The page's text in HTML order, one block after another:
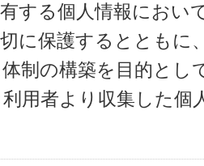
する個人情報におい
に保護するとともに
制の構築を目的とし
用者より収集した個